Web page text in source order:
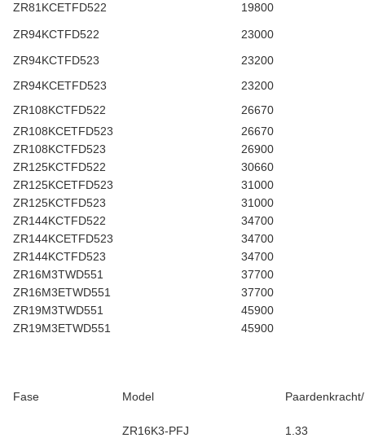
ZR81KCETFD522
19800
ZR94KCTFD522
23000
ZR94KCTFD523
23200
ZR94KCETFD523
23200
ZR108KCTFD522
26670
ZR108KCETFD523
26670
ZR108KCTFD523
26900
ZR125KCTFD522
30660
ZR125KCETFD523
31000
ZR125KCTFD523
31000
ZR144KCTFD522
34700
ZR144KCETFD523
34700
ZR144KCTFD523
34700
ZR16M3TWD551
37700
ZR16M3ETWD551
37700
ZR19M3TWD551
45900
ZR19M3ETWD551
45900
Fase Model
ZR16K3-PFJ
1.33